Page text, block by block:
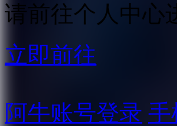
请前往个人中心
立即前往
阿牛账号登录 手